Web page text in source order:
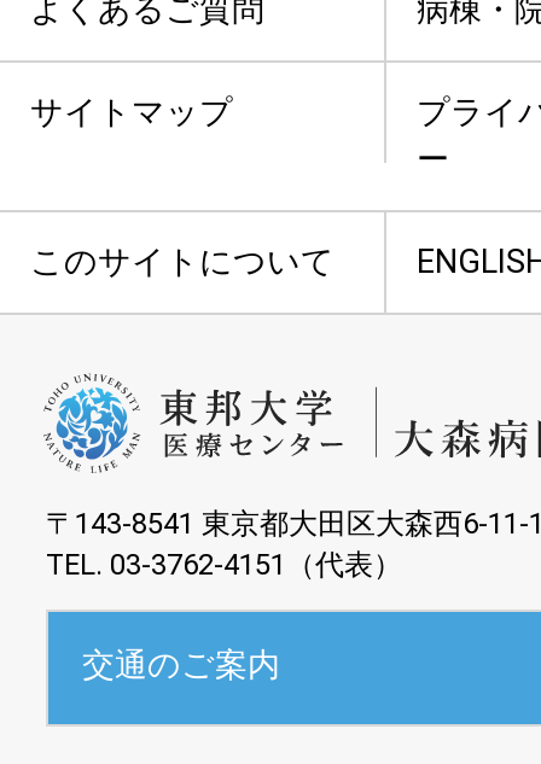
よくあるご質問 病棟・
サイトマップ
プライ
ー
このサイトについて
〒143-8541 東京都大田区大森西6-11-
TEL. 03-3762-4151（代表）
交通のご案内